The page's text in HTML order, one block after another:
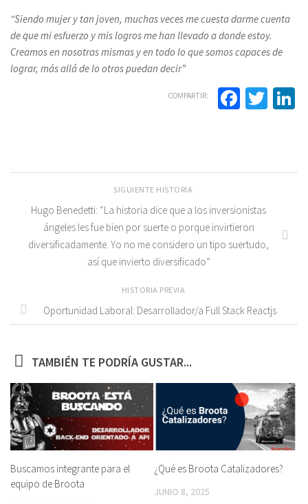
“Siendo mujer y tan joven, muchas veces me cuesta darme cuenta
de que mi esfuerzo y mis logros me han llevado a donde estoy.
Creamos en nosotras mismas y en todo lo que somos capaces de
lograr, más allá de lo otros puedan decir”
COMPARTIR:
SIGUIENTE HISTORIA
Hugo Benedetti: “La historia dice que a los inversionistas
ángeles les fue bien por suerte o porque invirtieron
diversificadamente. Yo no me considero un tipo suertudo,
así que invierto diversificado”
HISTORIA PREVIA
Oportunidad Laboral: Desarrollador/a Full Stack Reactjs
TAMBIÉN TE PODRÍA GUSTAR...
Buscamos integrante para el
equipo de Broota
¿Qué es Broota Catalizadores?
JUNIO 8, 2025